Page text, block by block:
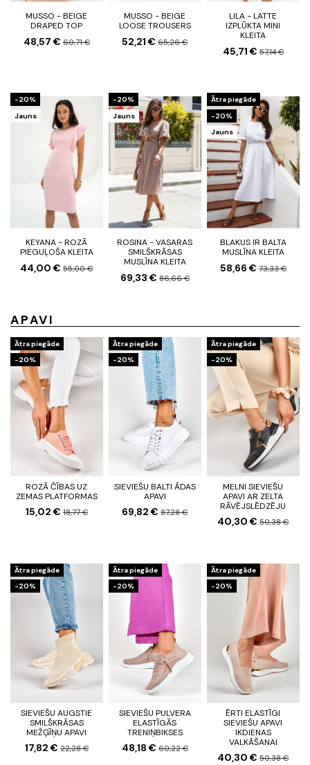
MUSSO - BEIGE
DRAPED TOP
48,57 € 60,71 €
MUSSO - BEIGE
LOOSE TROUSERS
52,21 €65,26 €
LILA - LATTE
IZPLŪKTA MINI
KLEITA
45,71 € 57,14 €
-20%
Jauns
KEYANA - ROZĀ
PIEGUĻOŠA KLEITA
44,00 €55,00 €
-20%
Jauns
ROSINA - VASARAS
SMILŠKRĀSAS
MUSLĪNA KLEITA
69,33 € 86,66 €
Ātra piegāde
-20%
Jauns
BLAKUS IR BALTA
MUSLĪNA KLEITA
58,66 € 73,33 €
APAVI
Ātra piegāde
-20%
ROZĀ ČĪBAS UZ
ZEMAS PLATFORMAS
15,02 € 18,77 €
Ātra piegāde
-20%
SIEVIEŠU BALTI ĀDAS
APAVI
69,82 €87,28 €
Ātra piegāde
-20%
MELNI SIEVIEŠU
APAVI AR ZELTA
RĀVĒJSLĒDZĒJU
40,30 €50,38 €
Ātra piegāde
-20%
SIEVIEŠU AUGSTIE
SMILŠKRĀSAS
MEŽĢĪŅU APAVI
17,82 € 22,28 €
Ātra piegāde
-20%
SIEVIEŠU PULVERA
ELASTĪGĀS
TRENIŅBIKSES
48,18 € 60,22 €
Ātra piegāde
-20%
ĒRTI ELASTĪGI
SIEVIEŠU APAVI
IKDIENAS
VALKĀŠANAI
40,30 €50,38 €